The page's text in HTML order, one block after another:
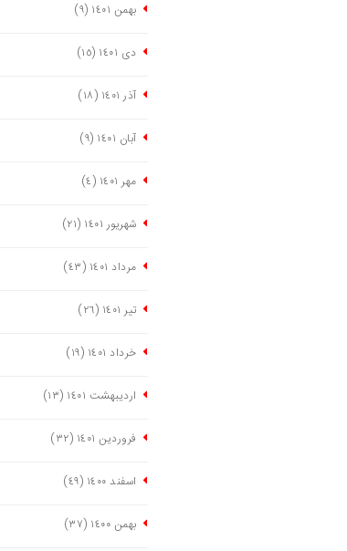
بهمن ١٤٠١ (٩)
دی ١٤٠١ (١٥)
آذر ١٤٠١ (١٨)
آبان ١٤٠١ (٩)
مهر ١٤٠١ (٤)
شهریور ١٤٠١ (٢١)
مرداد ١٤٠١ (٤٣)
تیر ١٤٠١ (٢٦)
خرداد ١٤٠١ (١٩)
اردیبهشت ١٤٠١ (١٣)
فروردین ١٤٠١ (٣٢)
اسفند ١٤٠٠ (٤٩)
بهمن ١٤٠٠ (٣٧)